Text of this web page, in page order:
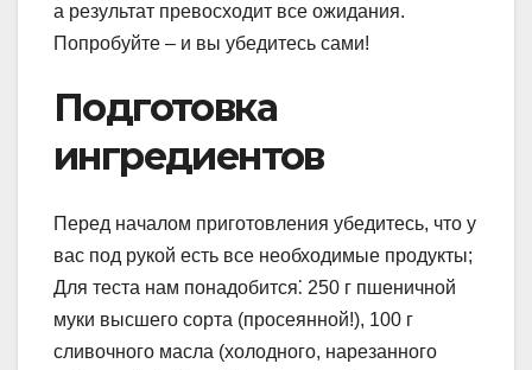
а результат превосходит все ожидания.
Попробуйте – и вы убедитесь сами!
Подготовка
ингредиентов
Перед началом приготовления убедитесь, что у
вас под рукой есть все необходимые продукты;
Для теста нам понадобится⁚ 250 г пшеничной
муки высшего сорта (просеянной!), 100 г
сливочного масла (холодного, нарезанного